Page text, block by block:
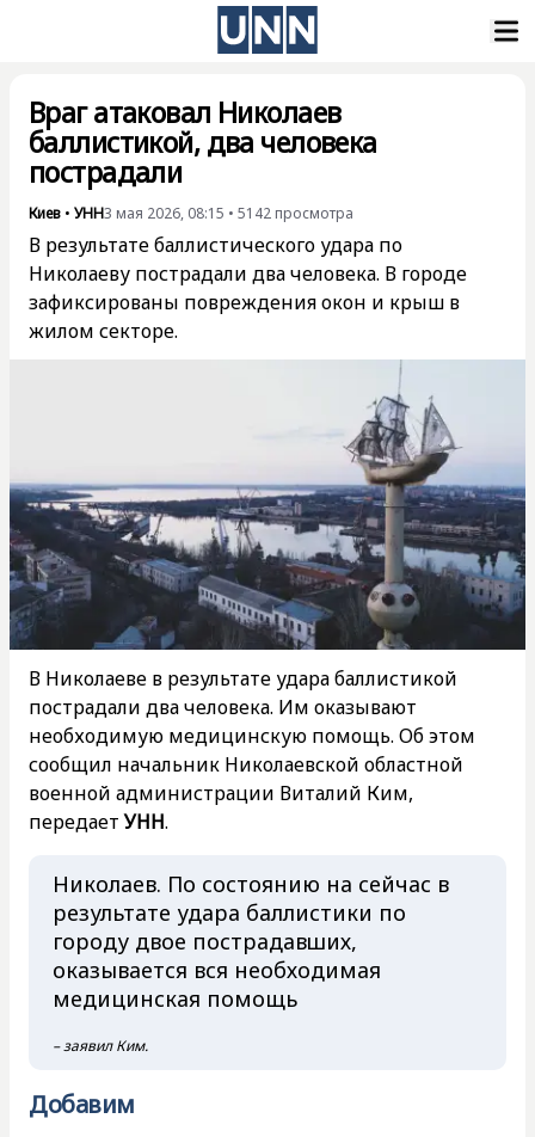
Враг атаковал Николаев
баллистикой, два человека
пострадали
Киев • УНН3 мая 2026, 08:15 • 5142 просмотра
В результате баллистического удара по
Николаеву пострадали два человека. В городе
зафиксированы повреждения окон и крыш в
жилом секторе.
В Николаеве в результате удара баллистикой
пострадали два человека. Им оказывают
необходимую медицинскую помощь. Об этом
сообщил начальник Николаевской областной
военной администрации Виталий Ким,
передаетУНН.
Николаев. По состоянию на сейчас в
результате удара баллистики по
городу двое пострадавших,
оказывается вся необходимая
медицинская помощь
– заявил Ким.
Добавим